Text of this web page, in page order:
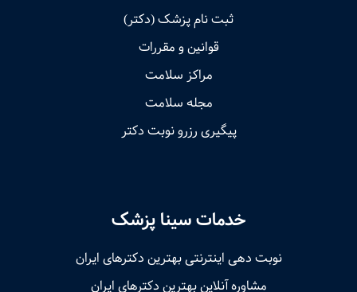
ثبت نام پزشک (دکتر)
قوانین و مقررات
مراکز سلامت
مجله سلامت
پیگیری رزرو نوبت دکتر
خدمات سینا پزشک
نوبت‌ دهی اینترنتی بهترین دکترهای ایران
مشاوره آنلاین بهترین دکترهای ایران